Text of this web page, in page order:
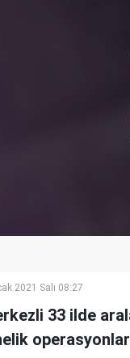
2021 Salı 08:27
33 ilde